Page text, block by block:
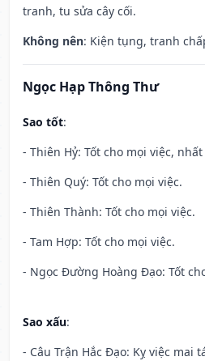
tranh, tu sửa cây cối.
Không nên: Kiện tụng, tranh
Ngọc Hạp Thông Thư
Sao tốt:
- Thiên Hỷ: Tốt cho mọi việc,
- Thiên Quý: Tốt cho mọi việc.
- Thiên Thành: Tốt cho mọi việc.
- Tam Hợp: Tốt cho mọi việc.
- Ngọc Đường Hoàng Đạo: Tốt
Sao xấu:
- Câu Trận Hắc Đạo: Kỵ việc mai